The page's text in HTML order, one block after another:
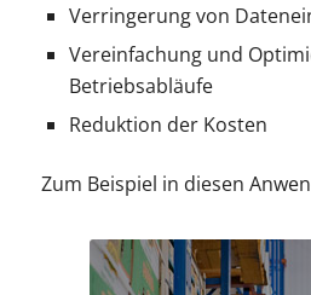
Verringerung von
Vereinfachung und
Betriebsabläufe
Reduktion der Kosten
Zum Beispiel in diesen